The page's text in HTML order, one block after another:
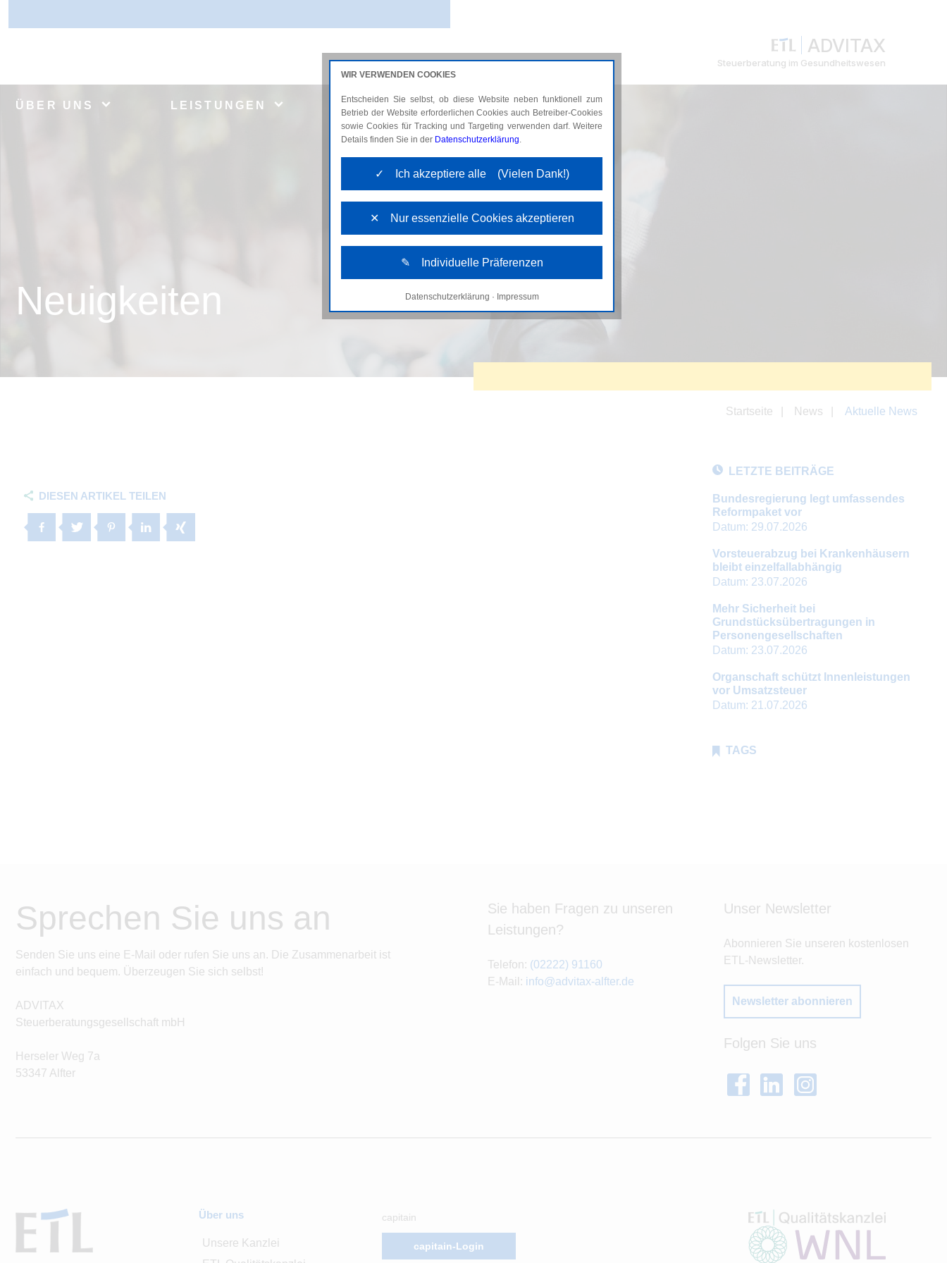
ADVITAX
Steuerberatung im Gesundheitswesen
ÜBER UNS LEISTUNGEN AKTUELLES KARRIERE
Neuigkeiten
Startseite News Aktuelle News
DIESEN ARTIKEL TEILEN
LETZTE BEITRÄGE
Bundesregierung legt umfassendes
Reformpaket vor
Datum: 29.07.2026
Vorsteuerabzug bei Krankenhäusern
bleibt einzelfallabhängig
Datum: 23.07.2026
Mehr Sicherheit bei
Grundstücksübertragungen in
Personengesellschaften
Datum: 23.07.2026
Organschaft schützt Innenleistungen
vor Umsatzsteuer
Datum: 21.07.2026
TAGS
Sprechen Sie uns an
Senden Sie uns eine E-Mail oder rufen Sie uns an. Die Zusammenarbeit ist
einfach und bequem. Überzeugen Sie sich selbst!
ADVITAX
Steuerberatungsgesellschaft mbH
Herseler Weg 7a
53347 Alfter
Sie haben Fragen zu unseren
Leistungen?
Telefon: (02222) 91160
E-Mail: info@advitax-alfter.de
Unser Newsletter
Abonnieren Sie unseren kostenlosen
ETL-Newsletter.
Newsletter abonnieren
Folgen Sie uns
Über uns
Unsere Kanzlei
capitain
capitain-Login
WIR VERWENDEN COOKIES
Entscheiden Sie selbst, ob diese Website neben funktionell zum
Betrieb der Website erforderlichen Cookies auch Betreiber-Cookies
sowie Cookies für Tracking und Targeting verwenden darf. Weitere
Details finden Sie in der Datenschutzerklärung.
✓ Ich akzeptiere alle (Vielen Dank!)
✕ Nur essenzielle Cookies akzeptieren
✎ Individuelle Präferenzen
Notwendige Cookies
Datenschutzerklärung · Impressum